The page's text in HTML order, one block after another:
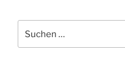
nach: